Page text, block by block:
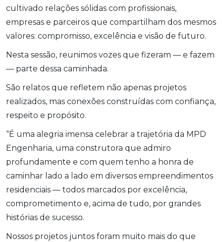
cultivado relações sólidas com profissionais,
empresas e parceiros que compartilham dos mesmos
valores: compromisso, excelência e visão de futuro.
Nesta sessão, reunimos vozes que fizeram — e fazem
— parte dessa caminhada.
São relatos que refletem não apenas projetos
realizados, mas conexões construídas com confiança,
respeito e propósito.
“É uma alegria imensa celebrar a trajetória da MPD
Engenharia, uma construtora que admiro
profundamente e com quem tenho a honra de
caminhar lado a lado em diversos empreendimentos
residenciais — todos marcados por excelência,
comprometimento e, acima de tudo, por grandes
histórias de sucesso.
Nossos projetos juntos foram muito mais do que